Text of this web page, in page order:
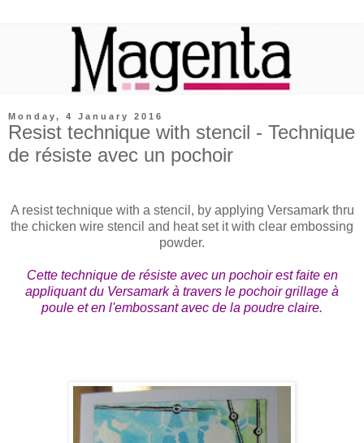
Monday, 4 January 2016
Resist technique with stencil - Technique
de résiste avec un pochoir
A resist technique with a stencil, by applying Versamark thru
the chicken wire stencil and heat set it with clear embossing
powder.
Cette technique de résiste avec un pochoir est faite en
appliquant du Versamark à travers le pochoir grillage à
poule et en l'embossant avec de la poudre claire.